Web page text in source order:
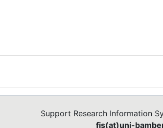
Support Research Information
fis(at)uni-